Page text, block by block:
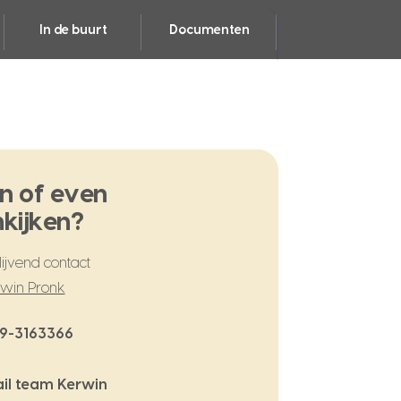
In de buurt Documenten
of even
contact
Pronk
3163366
team Kerwin